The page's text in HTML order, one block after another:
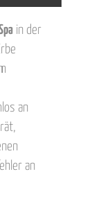
in der
an
an